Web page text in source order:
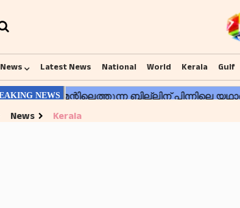
News Latest News National World Kerala Gulf
News Kerala